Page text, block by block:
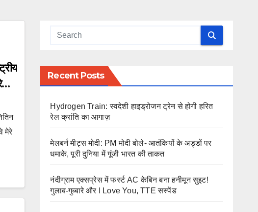
मेरे
Recent Posts
Hydrogen Train: स्वदेशी हाइड्रोजन ट्रेन से होगी हरित
रेल क्रांति का आगाज़
मेलबर्न मीट्स मोदी: PM मोदी बोले- आतंकियों के अड्डों पर
धमाके, पूरी दुनिया में गूंजी भारत की ताकत
नंदीग्राम एक्सप्रेस में फर्स्ट AC केबिन बना हनीमून सुइट!
गुलाब-गुब्बारे और I Love You, TTE सस्पेंड